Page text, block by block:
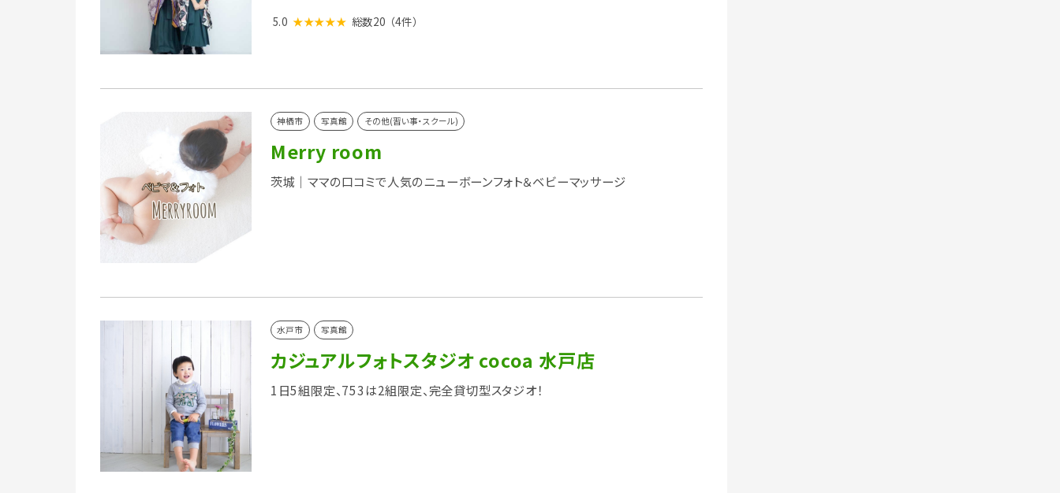
5.0 ★★★★★ 総数20 （4件）
神栖市 写真館 その他(習い事・スクール)
Merry room
茨城｜ママの口コミで人気のニューボーンフォト＆ベビーマッサージ
水戸市 写真館
カジュアルフォトスタジオ cocoa 水戸店
1日5組限定、753は2組限定、完全貸切型スタジオ！